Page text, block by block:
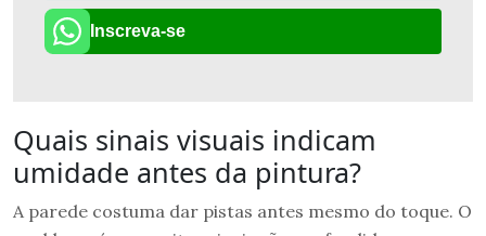
Inscreva-se
Quais sinais visuais indicam
umidade antes da pintura?
A parede costuma dar pistas antes mesmo do toque. O